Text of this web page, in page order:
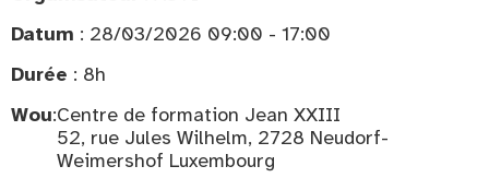
Datum : 28/03/2026 09:00 - 17:00
Durée : 8h
Wou:Centre de formation Jean XXIII
52, rue Jules Wilhelm, 2728 Neudorf-
Weimershof Luxembourg